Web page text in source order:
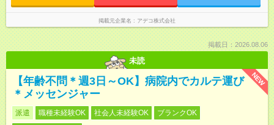
掲載元企業名 アデコ株式会社
掲載日：2026.08.06
未読
NEW
【年齢不問＊週3日～OK】病院内でカルテ運び
＊メッセンジャー
派遣 職種未経験OK 社会人未経験OK
ブランクOK